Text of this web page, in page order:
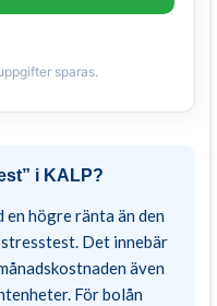
sparas.
i KALP?
en högre ränta än den
Det innebär
även
För bolån